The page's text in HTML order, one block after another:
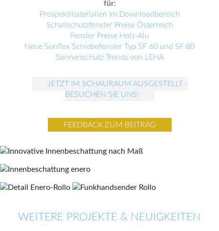
für:
Prospektmaterialien im Downloadbereich
Schallschutzfenster Preise Österreich
Fenster Preise Holz-Alu
Neue Sunflex Schiebefenster Typ SF 60 und SF 80
Sonnenschutz Trends von LEHA
JETZT IM SCHAURAUM AUSGESTELLT -
BESUCHEN SIE UNS!
FEEDBACK ZUM BEITRAG
WEITERE PROJEKTE & NEUIGKEITEN